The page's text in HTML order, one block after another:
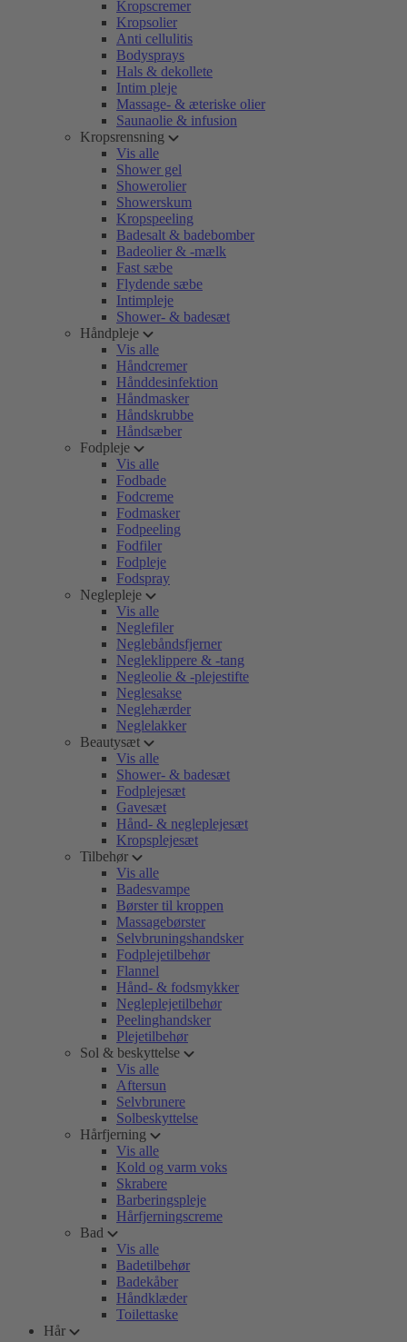
Kropscremer
Kropsolier
Anti cellulitis
Bodysprays
Hals & dekollete
Intim pleje
Massage- & æteriske olier
Saunaolie & infusion
Kropsrensning
Vis alle
Shower gel
Showerolier
Showerskum
Kropspeeling
Badesalt & badebomber
Badeolier & -mælk
Fast sæbe
Flydende sæbe
Intimpleje
Shower- & badesæt
Håndpleje
Vis alle
Håndcremer
Hånddesinfektion
Håndmasker
Håndskrubbe
Håndsæber
Fodpleje
Vis alle
Fodbade
Fodcreme
Fodmasker
Fodpeeling
Fodfiler
Fodpleje
Fodspray
Neglepleje
Vis alle
Neglefiler
Neglebåndsfjerner
Negleklippere & -tang
Negleolie & -plejestifte
Neglesakse
Neglehærder
Neglelakker
Beautysæt
Vis alle
Shower- & badesæt
Fodplejesæt
Gavesæt
Hånd- & negleplejesæt
Kropsplejesæt
Tilbehør
Vis alle
Badesvampe
Børster til kroppen
Massagebørster
Selvbruningshandsker
Fodplejetilbehør
Flannel
Hånd- & fodsmykker
Negleplejetilbehør
Peelinghandsker
Plejetilbehør
Sol & beskyttelse
Vis alle
Aftersun
Selvbrunere
Solbeskyttelse
Hårfjerning
Vis alle
Kold og varm voks
Skrabere
Barberingspleje
Hårfjerningscreme
Bad
Vis alle
Badetilbehør
Badekåber
Håndklæder
Toilettaske
Hår